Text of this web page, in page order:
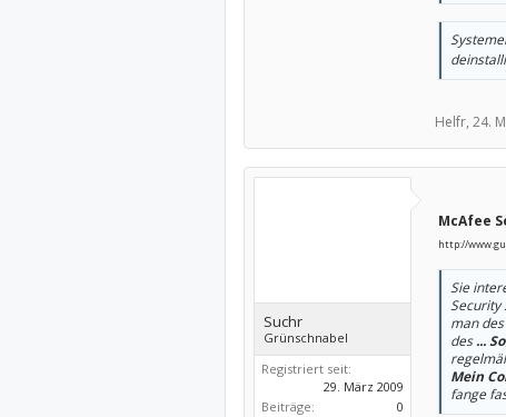
Helfr, 24.
Suchr
Grünschnabel
Registriert seit:
29. März 2009
Beiträge:
0
McAfee
http://
Sie
Security
man
des... So
Mein
fange